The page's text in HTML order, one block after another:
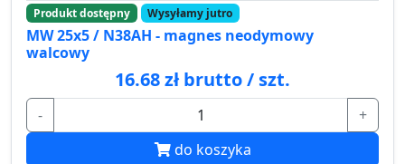
Produkt dostępny Wysyłamy jutro
MW 25x5 / N38AH - magnes neodymowy
walcowy
16.68 zł brutto / szt.
-
+
do koszyka